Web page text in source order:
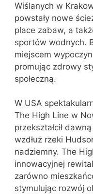
Wiślanych w
powstały nowe
place zabaw, a
sportów wodnych.
miejscem
promując zdrowy
społeczną.
W USA
The High Line w
przekształcił
wzdłuż rzeki
nadziemny. The
innowacyjnej
zarówno
stymulując rozwój